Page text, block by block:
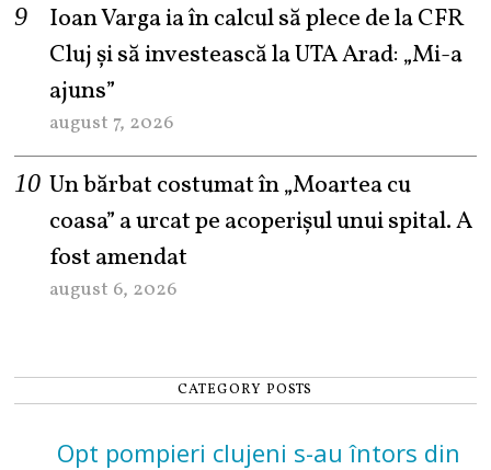
Ioan Varga ia în calcul să plece de la CFR
Cluj și să investească la UTA Arad: „Mi-a
ajuns”
august 7, 2026
Un bărbat costumat în „Moartea cu
coasa” a urcat pe acoperișul unui spital. A
fost amendat
august 6, 2026
CATEGORY POSTS
Opt pompieri clujeni s-au întors din